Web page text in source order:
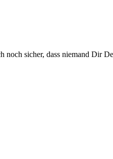
sicher, dass niemand Dir